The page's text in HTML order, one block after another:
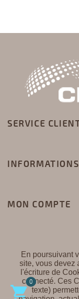
SERVICE
INFORMATIONS
MON COMPTE
En poursuivant
site, vous devez
l'écriture de
connecté. Ces
texte)

0